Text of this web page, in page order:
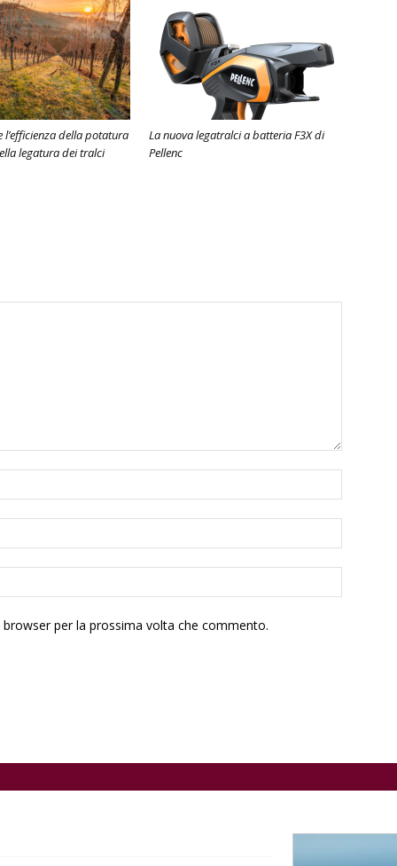
l’efficienza della potatura
legatura dei tralci
La nuova legatralci a batteria F3X di
Pellenc
per la prossima volta che commento.